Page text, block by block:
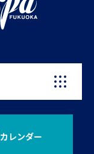
カレンダー